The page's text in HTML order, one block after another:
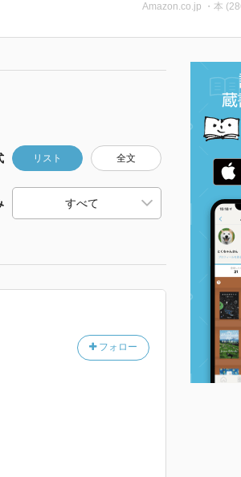
Amazon.co.jp ・本
リスト 全文
フォロー